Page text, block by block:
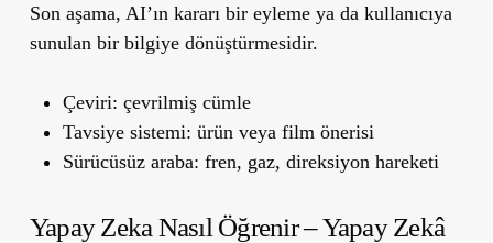
Son aşama, AI’ın kararı bir eyleme ya da kullanıcıya
sunulan bir bilgiye dönüştürmesidir.
Çeviri: çevrilmiş cümle
Tavsiye sistemi: ürün veya film önerisi
Sürücüsüz araba: fren, gaz, direksiyon hareketi
Yapay Zeka Nasıl Öğrenir – Yapay Zekâ